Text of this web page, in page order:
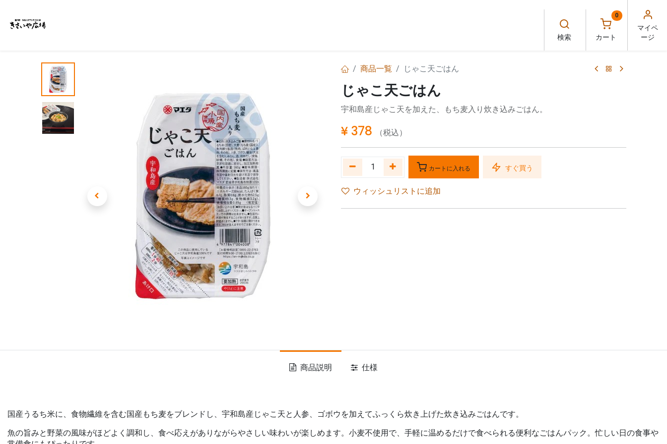
検索
0
カート
マイペ
ージ
商品一覧 じゃこ天ごはん
じゃこ天ごはん
宇和島産じゃこ天を加えた、もち麦入り炊き込みごはん。
¥ 378 （税込）
カートに入れる すぐ買う
ウィッシュリストに追加
商品説明 仕様
国産うるち米に、食物繊維を含む国産もち麦をブレンドし、宇和島産じゃこ天と人参、ゴボウを加えてふっくら炊き上げた炊き込みごはんです。
魚の旨みと野菜の風味がほどよく調和し、食べ応えがありながらやさしい味わいが楽しめます。小麦不使用で、手軽に温めるだけで食べられる便利なごはんパック。忙しい日の食事や